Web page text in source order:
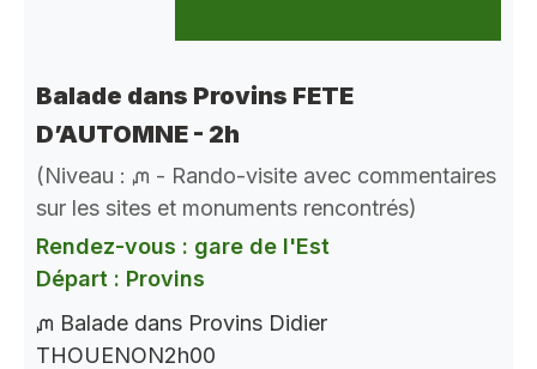
Balade dans Provins FETE
D’AUTOMNE - 2h
(Niveau : ᘻ - Rando-visite avec commentaires
sur les sites et monuments rencontrés)
Rendez-vous : gare de l'Est
Départ : Provins
ᘻ Balade dans Provins Didier
THOUENON2h00